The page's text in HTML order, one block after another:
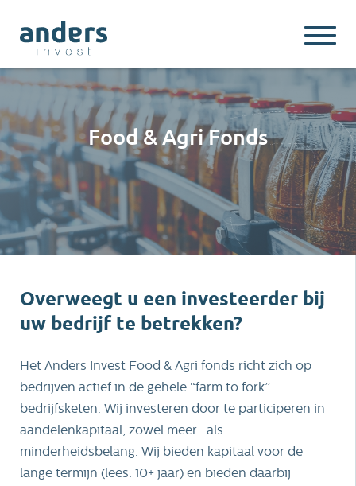
Food & Agri Fonds
Overweegt u een investeerder bij
uw bedrijf te betrekken?
Het Anders Invest Food & Agri fonds richt zich op
bedrijven actief in de gehele “farm to fork”
bedrijfsketen. Wij investeren door te participeren in
aandelenkapitaal, zowel meer- als
minderheidsbelang. Wij bieden kapitaal voor de
lange termijn (lees: 10+ jaar) en bieden daarbij